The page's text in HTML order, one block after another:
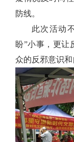
防线。
此次活动
盼”小事，更让
众的反邪意识和